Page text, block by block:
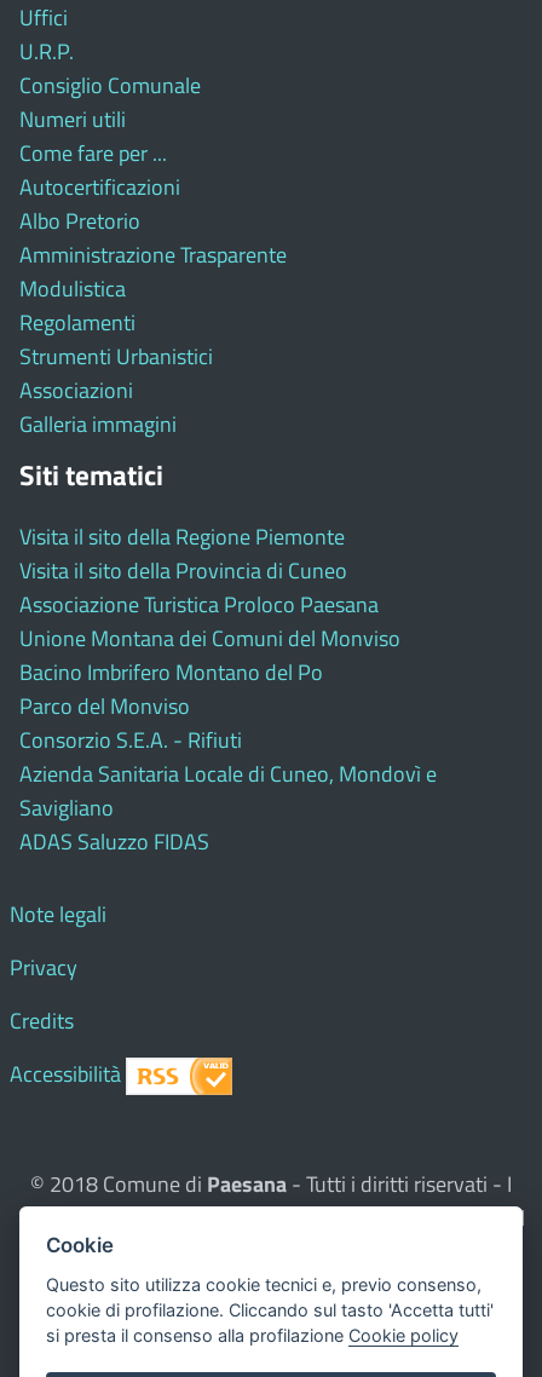
Uffici
U.R.P.
Consiglio Comunale
Numeri utili
Come fare per ...
Autocertificazioni
Albo Pretorio
Amministrazione Trasparente
Modulistica
Regolamenti
Strumenti Urbanistici
Associazioni
Galleria immagini
Siti tematici
Visita il sito della Regione Piemonte
Visita il sito della Provincia di Cuneo
Associazione Turistica Proloco Paesana
Unione Montana dei Comuni del Monviso
Bacino Imbrifero Montano del Po
Parco del Monviso
Consorzio S.E.A. - Rifiuti
Azienda Sanitaria Locale di Cuneo, Mondovì e
Savigliano
ADAS Saluzzo FIDAS
Note legali
Privacy
Credits
Accessibilità
© 2018 Comune di Paesana- Tutti i diritti riservati - I
contenuti del sito, testi e immagini sono di proprietà del
Comune - CMS:
Questo sito utilizza, nella versione per UTENTI CON
DISLESSIA,Biancoenero ®, una font italiana ad Alta
Leggibilità.
Cookie
Questo sito utilizza cookie tecnici e, previo consenso,
cookie di profilazione. Cliccando sul tasto 'Accetta tutti'
si presta il consenso alla profilazione Cookie policy